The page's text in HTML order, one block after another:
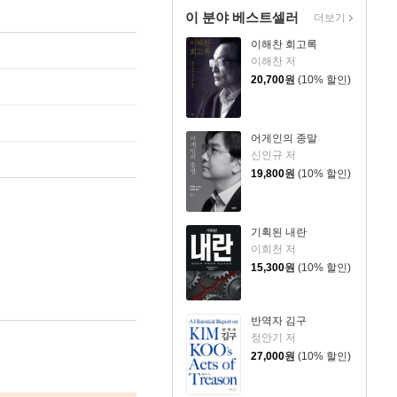
이 분야 베스트셀러
이해찬 회고록
이해찬 저
20,700원 (10% 할인)
어게인의 종말
신인규 저
19,800원 (10% 할인)
기획된 내란
이희천 저
15,300원 (10% 할인)
반역자 김구
정안기 저
27,000원 (10% 할인)
더보기